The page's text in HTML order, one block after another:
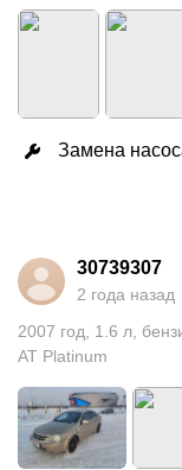
Замена
30739307
2 года назад
2007 год 1.6 л
AT Platinum